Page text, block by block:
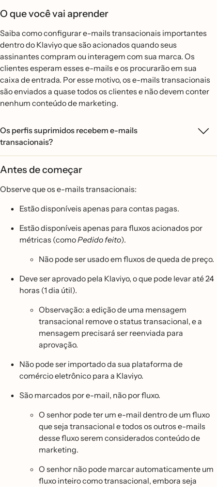
O que você vai aprender
Saiba como configurar e-mails transacionais importantes
dentro do Klaviyo que são acionados quando seus
assinantes compram ou interagem com sua marca. Os
clientes esperam esses e-mails e os procurarão em sua
caixa de entrada. Por esse motivo, os e-mails transacionais
são enviados a quase todos os clientes e não devem conter
nenhum conteúdo de marketing.
Os perfis suprimidos recebem e-mails
transacionais?
Antes de começar
Observe que os e-mails transacionais:
Estão disponíveis apenas para contas pagas.
Estão disponíveis apenas para fluxos acionados por
métricas (comoPedido feito).
Não pode ser usado em fluxos de queda de preço.
Deve ser aprovado pela Klaviyo, o que pode levar até 24
horas (1 dia útil).
Observação: a edição de uma mensagem
transacional remove o status transacional, e a
mensagem precisará ser reenviada para
aprovação.
Não pode ser importado da sua plataforma de
comércio eletrônico para a Klaviyo.
São marcados por e-mail, não por fluxo.
O senhor pode ter um e-mail dentro de um fluxo
que seja transacional e todos os outros e-mails
desse fluxo serem considerados conteúdo de
marketing.
O senhor não pode marcar automaticamente um
fluxo inteiro como transacional, embora seja